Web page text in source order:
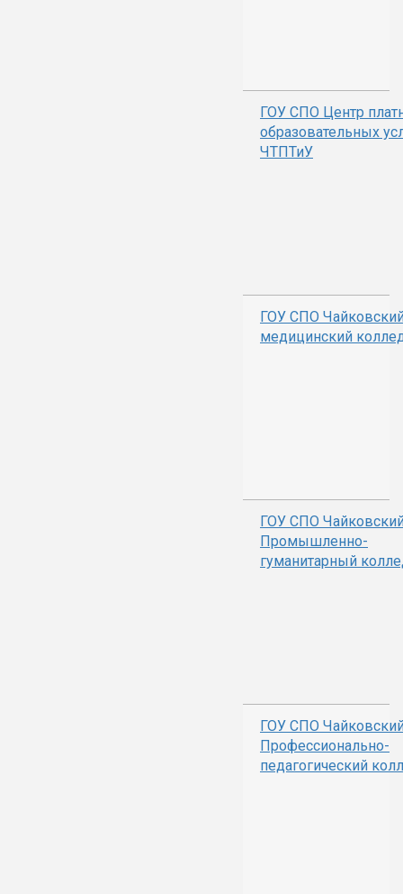
ГОУ СПО Центр
образовательных
ЧТПТиУ
ГОУ СПО
медицинский
ГОУ СПО
Промышленно-
гуманитарный
ГОУ СПО
Профессионально-
педагогический